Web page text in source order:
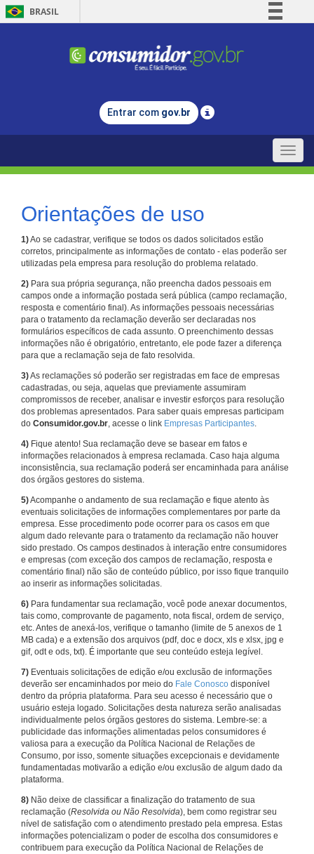
BRASIL
Comunica BR
Legislação
Entrar com gov.br
Toggle
Orientações de uso
1)Ao se cadastrar, verifique se todos os dados solicitados estão
corretos, principalmente as informações de contato - elas poderão ser
utilizadas pela empresa para resolução do problema relatado.
2) Para sua própria segurança, não preencha dados pessoais em
campos onde a informação postada será pública (campo reclamação,
resposta e comentário final). As informações pessoais necessárias
para o tratamento da reclamação deverão ser declaradas nos
formulários específicos de cada assunto. O preenchimento dessas
informações não é obrigatório, entretanto, ele pode fazer a diferença
para que a reclamação seja de fato resolvida.
3)As reclamações só poderão ser registradas em face de empresas
cadastradas, ou seja, aquelas que previamente assumiram
compromissos de receber, analisar e investir esforços para resolução
dos problemas apresentados. Para saber quais empresas participam
do Consumidor.gov.br, acesse o link Empresas Participantes.
4) Fique atento! Sua reclamação deve se basear em fatos e
informações relacionados à empresa reclamada. Caso haja alguma
inconsistência, sua reclamação poderá ser encaminhada para análise
dos órgãos gestores do sistema.
5)Acompanhe o andamento de sua reclamação e fique atento às
eventuais solicitações de informações complementares por parte da
empresa. Esse procedimento pode ocorrer para os casos em que
algum dado relevante para o tratamento da reclamação não houver
sido prestado. Os campos destinados à interação entre consumidores
e empresas (com exceção dos campos de reclamação, resposta e
comentário final) não são de conteúdo público, por isso fique tranquilo
ao inserir as informações solicitadas.
6) Para fundamentar sua reclamação, você pode anexar documentos,
tais como, comprovante de pagamento, nota fiscal, ordem de serviço,
etc. Antes de anexá-los, verifique o tamanho (limite de 5 anexos de 1
MB cada) e a extensão dos arquivos (pdf, doc e docx, xls e xlsx, jpg e
gif, odt e ods, txt). É importante que seu conteúdo esteja legível.
7) Eventuais solicitações de edição e/ou exclusão de informações
deverão ser encaminhados por meio do Fale Conosco disponível
dentro da própria plataforma. Para seu acesso é necessário que o
usuário esteja logado. Solicitações desta natureza serão analisadas
individualmente pelos órgãos gestores do sistema. Lembre-se: a
publicidade das informações alimentadas pelos consumidores é
valiosa para a execução da Política Nacional de Relações de
Consumo, por isso, somente situações excepcionais e devidamente
fundamentadas motivarão a edição e/ou exclusão de algum dado da
plataforma.
8) Não deixe de classificar a finalização do tratamento de sua
reclamação (Resolvida ou Não Resolvida), bem como registrar seu
nível de satisfação com o atendimento prestado pela empresa. Estas
informações potencializam o poder de escolha dos consumidores e
contribuem para execução da Política Nacional de Relações de